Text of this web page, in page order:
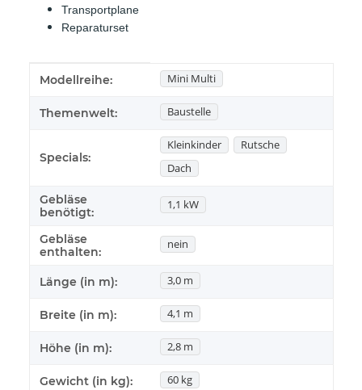
Transportplane
Reparaturset
Produkteigenschaft
Wert
Modellreihe: Mini Multi
Themenwelt: Baustelle
Specials:
Kleinkinder
Rutsche
Dach
Gebläse
benötigt:
1,1 kW
Gebläse
enthalten:
nein
Länge (in m): 3,0 m
Breite (in m): 4,1 m
Höhe (in m): 2,8 m
Gewicht (in kg): 60 kg